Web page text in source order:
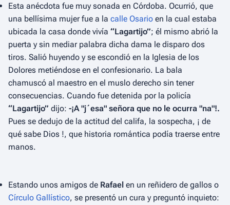
Esta anécdota fue muy sonada en Córdoba. Ocurrió, que
una bellísima mujer fue a la calle Osario en la cual estaba
ubicada la casa donde vivía “Lagartijo”; él mismo abrió la
puerta y sin mediar palabra dicha dama le disparo dos
tiros. Salió huyendo y se escondió en la Iglesia de los
Dolores metiéndose en el confesionario. La bala
chamuscó al maestro en el muslo derecho sin tener
consecuencias. Cuando fue detenida por la policía
“Lagartijo” dijo: -¡A "j´esa" señora que no le ocurra "na"!.
Pues se dedujo de la actitud del califa, la sospecha, ¡ de
qué sabe Dios !, que historia romántica podía traerse entre
manos.
Estando unos amigos de Rafael en un reñidero de gallos o
Círculo Gallístico, se presentó un cura y preguntó inquieto: